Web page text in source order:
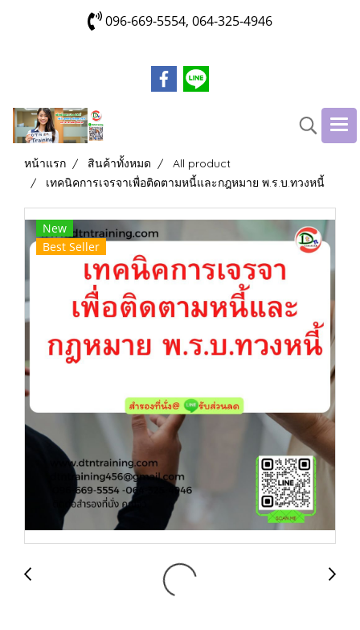
096-669-5554, 064-325-4946
หน้าแรก สินค้าทั้งหมด
All product
เทคนิคการเจรจาเพื่อติดตามหนี้และกฎหมาย พ.ร.บ.ทวงหนี้
New
Best Seller